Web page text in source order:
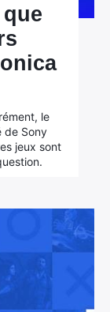
le
de Sony
jeux sont